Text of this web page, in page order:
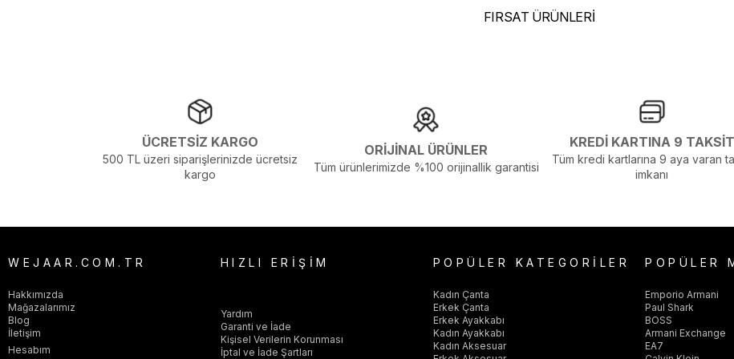
Görsel Açıklaması :Stüdyo Çekim Ortamında Bulunan Işık ve Gölgelenmelerden Dolayı Renk Farklılıkları Olabilir
FIRSAT ÜRÜNLERİ
ÜCRETSİZ KARGO
500 TL üzeri siparişlerinizde ücretsiz
kargo
ORİJİNAL ÜRÜNLER
Tüm ürünlerimizde %100 orijinallik garantisi
KREDİ KARTINA 9 TAKSİT
Tüm kredi kartlarına 9 aya varan
imkanı
WEJAAR.COM.TR
Hakkımızda
Mağazalarımız
Blog
İletişim
Hesabım
HIZLI ERİŞİM
Yardım
Garanti ve İade
Kişisel Verilerin Korunması
İptal ve İade Şartları
POPÜLER KATEGORİLER
Kadın Çanta
Erkek Çanta
Erkek Ayakkabı
Kadın Ayakkabı
Kadın Aksesuar
POPÜLER
Emporio Armani
Paul Shark
BOSS
Armani Exchange
EA7